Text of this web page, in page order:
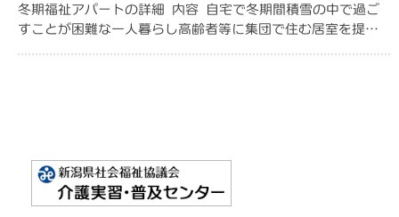
寄付/募金
その他義援金寄付
冬期福祉アパートの詳細 内容 自宅で冬期間積雪の中で過ご
すことが困難な一人暮らし高齢者等に集団で住む居室を提供